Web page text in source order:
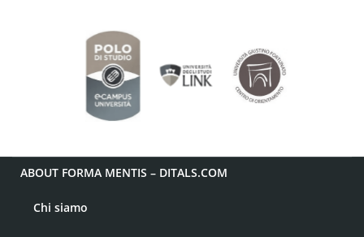
ABOUT FORMA MENTIS – DITALS.COM
Chi siamo